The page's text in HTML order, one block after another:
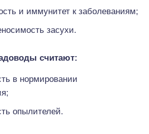
и иммунитет к заболеваниям;
засухи.
считают:
в нормировании
опылителей.